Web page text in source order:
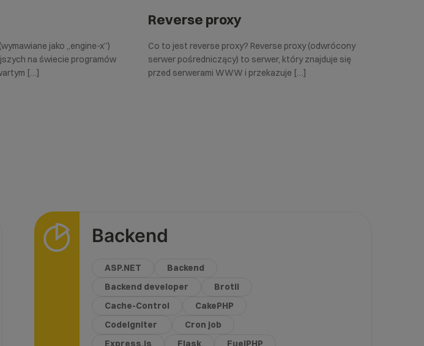
jako „engine-x”)
na świecie programów
[…]
Reverse proxy
Co to jest reverse proxy? Reverse proxy (odwrócony
serwer pośredniczący) to serwer, który znajduje się
przed serwerami WWW i przekazuje […]
Backend
ASP.NET
Backend
Backend developer
Brotli
Cache-Control
CakePHP
CodeIgniter
Cron job
Express.js
Flask FuelPHP